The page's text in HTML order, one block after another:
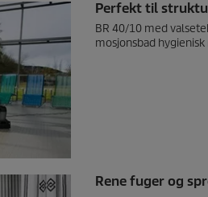
Perfekt til
BR 40/10 med
mosjonsbad hygienisk
Rene fuger og